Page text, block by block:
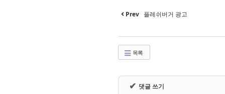
Prev 플레쉬버거 광고
목록
✔ 댓글 쓰기